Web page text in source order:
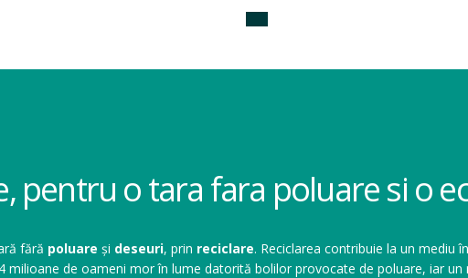
pentru o tara fara poluare si o
fără poluare și deseuri, prin reciclare. Reciclarea contribuie la un mediu
milioane de oameni mor în lume datorită bolilor provocate de poluare, iar